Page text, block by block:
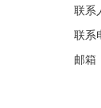
联系
联系
邮箱